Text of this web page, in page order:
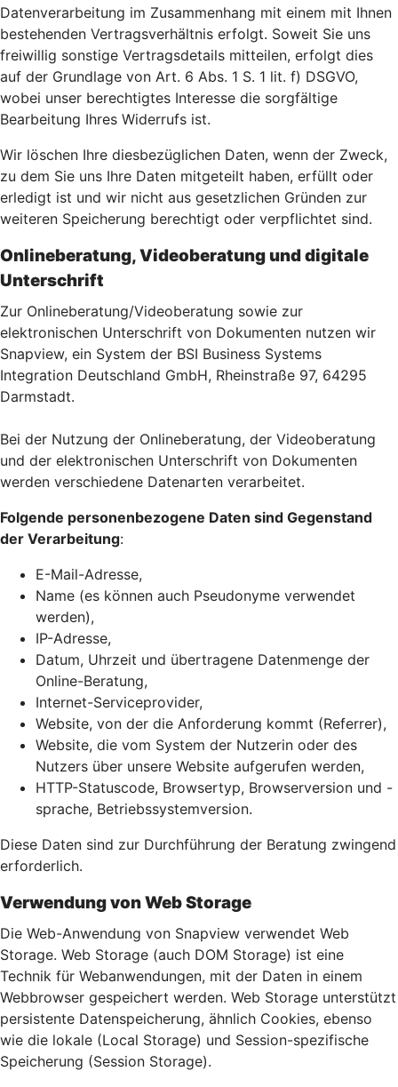
Datenverarbeitung im Zusammenhang mit einem mit Ihnen
bestehenden Vertragsverhältnis erfolgt. Soweit Sie uns
freiwillig sonstige Vertragsdetails mitteilen, erfolgt dies
auf der Grundlage von Art. 6 Abs. 1 S. 1 lit. f) DSGVO,
wobei unser berechtigtes Interesse die sorgfältige
Bearbeitung Ihres Widerrufs ist.
Wir löschen Ihre diesbezüglichen Daten, wenn der Zweck,
zu dem Sie uns Ihre Daten mitgeteilt haben, erfüllt oder
erledigt ist und wir nicht aus gesetzlichen Gründen zur
weiteren Speicherung berechtigt oder verpflichtet sind.
Onlineberatung, Videoberatung und digitale
Unterschrift
Zur Onlineberatung/Videoberatung sowie zur
elektronischen Unterschrift von Dokumenten nutzen wir
Snapview, ein System der BSI Business Systems
Integration Deutschland GmbH, Rheinstraße 97, 64295
Darmstadt.
Bei der Nutzung der Onlineberatung, der Videoberatung
und der elektronischen Unterschrift von Dokumenten
werden verschiedene Datenarten verarbeitet.
Folgende personenbezogene Daten sind Gegenstand
der Verarbeitung:
E-Mail-Adresse,
Name (es können auch Pseudonyme verwendet
werden),
IP-Adresse,
Datum, Uhrzeit und übertragene Datenmenge der
Online-Beratung,
Internet-Serviceprovider,
Website, von der die Anforderung kommt (Referrer),
Website, die vom System der Nutzerin oder des
Nutzers über unsere Website aufgerufen werden,
HTTP-Statuscode, Browsertyp, Browserversion und -
sprache, Betriebssystemversion.
Diese Daten sind zur Durchführung der Beratung zwingend
erforderlich.
Verwendung von Web Storage
Die Web-Anwendung von Snapview verwendet Web
Storage. Web Storage (auch DOM Storage) ist eine
Technik für Webanwendungen, mit der Daten in einem
Webbrowser gespeichert werden. Web Storage unterstützt
persistente Datenspeicherung, ähnlich Cookies, ebenso
wie die lokale (Local Storage) und Session-spezifische
Speicherung (Session Storage).